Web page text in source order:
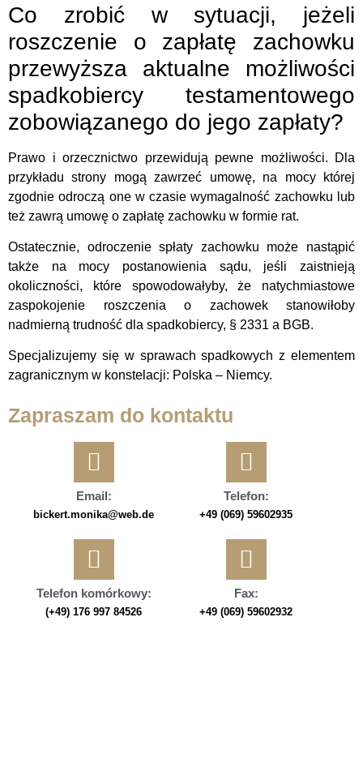
Co zrobić w sytuacji, jeżeli
roszczenie o zapłatę zachowku
przewyższa aktualne możliwości
spadkobiercy testamentowego
zobowiązanego do jego zapłaty?
Prawo i orzecznictwo przewidują pewne możliwości. Dla
przykładu strony mogą zawrzeć umowę, na mocy której
zgodnie odroczą one w czasie wymagalność zachowku lub
też zawrą umowę o zapłatę zachowku w formie rat.
Ostatecznie, odroczenie spłaty zachowku może nastąpić
także na mocy postanowienia sądu, jeśli zaistnieją
okoliczności, które spowodowałyby, że natychmiastowe
zaspokojenie roszczenia o zachowek stanowiłoby
nadmierną trudność dla spadkobiercy, § 2331 a BGB.
Specjalizujemy się w sprawach spadkowych z elementem
zagranicznym w konstelacji: Polska – Niemcy.
Zapraszam do kontaktu
Email:
bickert.monika@web.de
Telefon:
+49 (069) 59602935
Telefon komórkowy:
(+49) 176 997 84526
Fax:
+49 (069) 59602932